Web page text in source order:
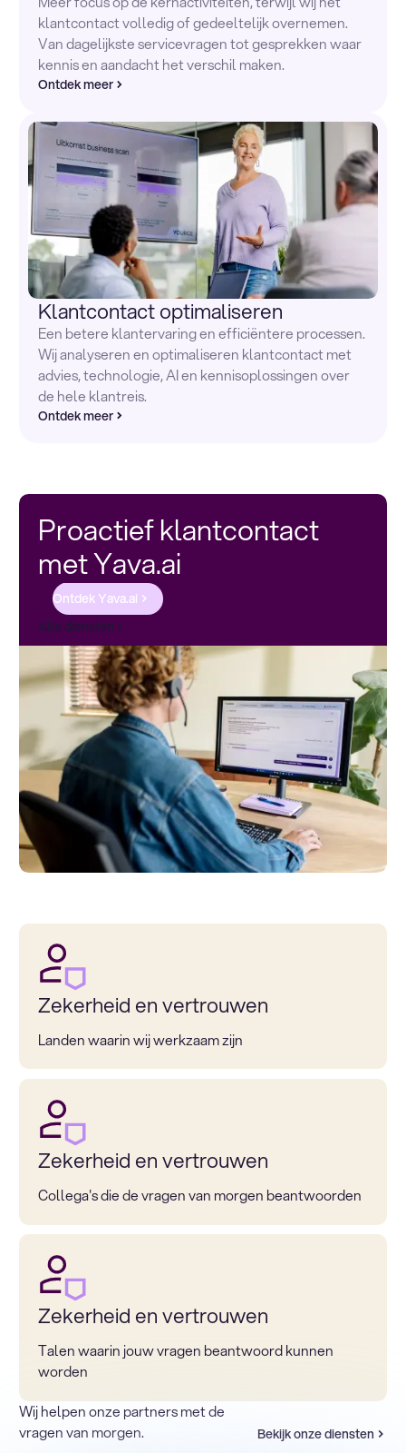
klantcontact volledig of gedeeltelijk overnemen.
Van dagelijkste servicevragen tot gesprekken waar
kennis en aandacht het verschil maken.
Ontdek meer
Klantcontact optimaliseren
Een betere klantervaring en efficiëntere processen.
Wij analyseren en optimaliseren klantcontact met
advies, technologie, AI en kennisoplossingen over
de hele klantreis.
Ontdek meer
Proactief klantcontact
met Yava.ai
Ontdek Yava.ai
Alle diensten
Zekerheid en vertrouwen
Landen waarin wij werkzaam zijn
Zekerheid en vertrouwen
Collega's die de vragen van morgen beantwoorden
Zekerheid en vertrouwen
Talen waarin jouw vragen beantwoord kunnen
worden
Wij helpen onze partners met de
vragen van morgen.
Bekijk onze diensten